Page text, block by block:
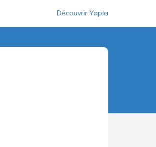
Découvrir Yapla